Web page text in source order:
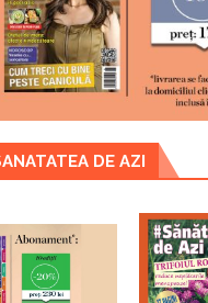
DE AZI